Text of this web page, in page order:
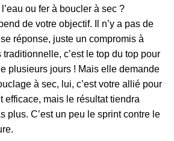
ou fer à boucler à sec ?
de votre objectif. Il n’y a pas de
réponse, juste un compromis à
c’est le top du top pour
plusieurs jours ! Mais elle demande
à sec, lui, c’est votre allié pour
efficace, mais le résultat tiendra
plus. C’est un peu le sprint contre le